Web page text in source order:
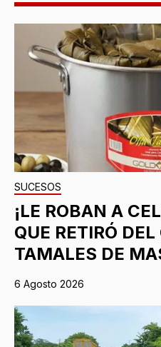
SUCESOS
¡LE ROBAN A
QUE RETIRÓ
TAMALES DE
6 Agosto 2026